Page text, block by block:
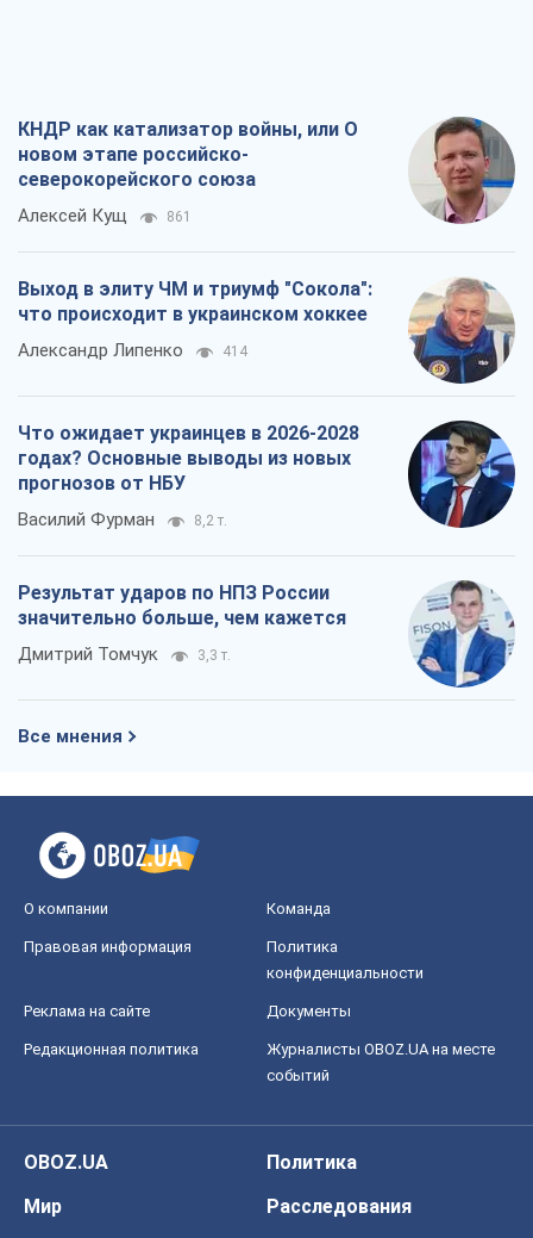
КНДР как катализатор войны, или О
новом этапе российско-
северокорейского союза
Алексей Кущ 861
Выход в элиту ЧМ и триумф "Сокола":
что происходит в украинском хоккее
Александр Липенко 414
Что ожидает украинцев в 2026-2028
годах? Основные выводы из новых
прогнозов от НБУ
Василий Фурман 8,2 т.
Результат ударов по НПЗ России
значительно больше, чем кажется
Дмитрий Томчук 3,3 т.
Все мнения
О компании Команда
Правовая информация
Политика
конфиденциальности
Реклама на сайте Документы
Редакционная политика
Журналисты OBOZ.UA на месте
событий
OBOZ.UA
Политика
Мир
Расследования